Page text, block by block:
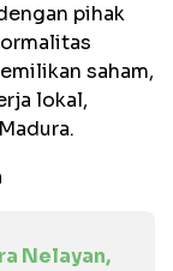
pihak
saham,
lokal,
Nelayan,